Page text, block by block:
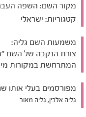
מקור השם: השפה
קטגוריות: ישראלי
משמעות השם גליה:
צורת הנקבה של השם
המתרחשת במקורות
מפורסמים בעלי אותו
גליה אלבין, גליה מאור